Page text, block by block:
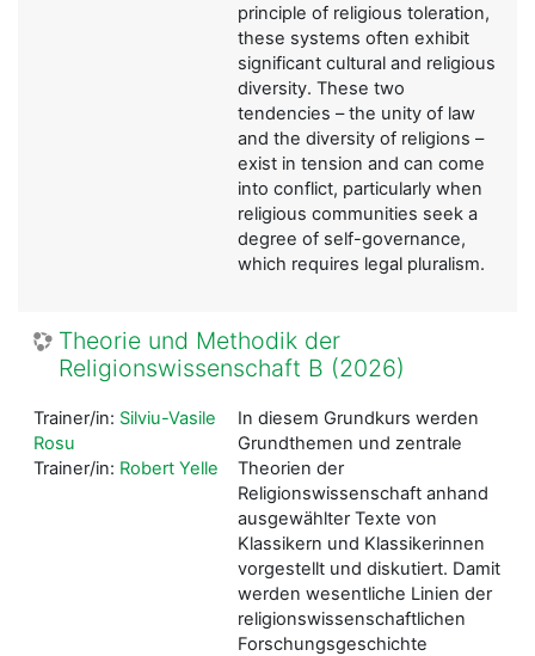
principle of religious toleration,
these systems often exhibit
significant cultural and religious
diversity. These two
tendencies – the unity of law
and the diversity of religions –
exist in tension and can come
into conflict, particularly when
religious communities seek a
degree of self-governance,
which requires legal pluralism.
Theorie und Methodik der
Religionswissenschaft B (2026)
In diesem Grundkurs werden
Grundthemen und zentrale
Theorien der
Religionswissenschaft anhand
ausgewählter Texte von
Klassikern und Klassikerinnen
vorgestellt und diskutiert. Damit
werden wesentliche Linien der
religionswissenschaftlichen
Forschungsgeschichte
Trainer/in: Silviu-Vasile
Rosu
Trainer/in: Robert Yelle